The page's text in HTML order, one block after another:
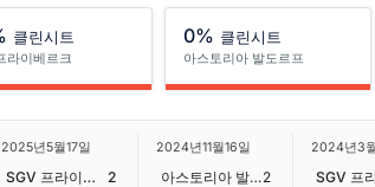
클린시트
라이베르크
0% 클린시트
아스토리아 발도르프
2025년5월17일
SGV 프라이베르크
2
2024년11월16일
아스토리아 발도르프 2
2024년3